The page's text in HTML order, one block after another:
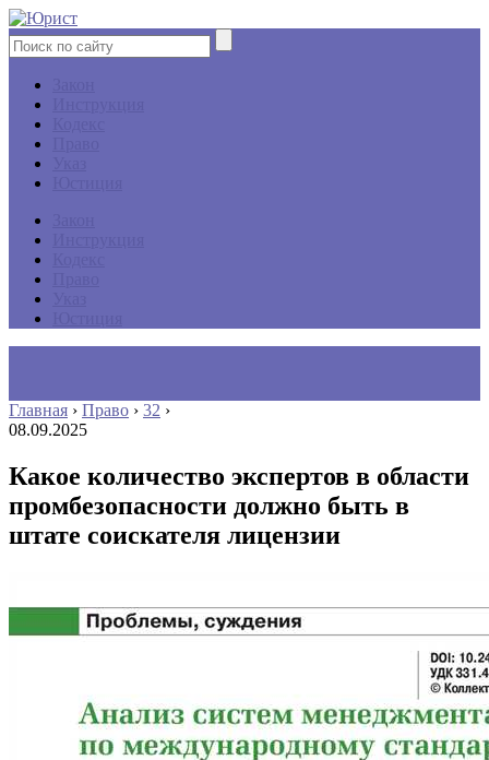
Главная › Право › 32 ›
08.09.2025
Какое количество экспертов в области
промбезопасности должно быть в
штате соискателя лицензии